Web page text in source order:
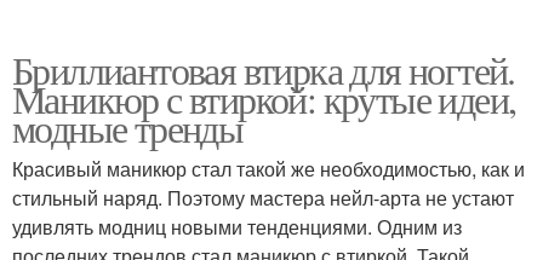
Бриллиантовая втирка для ногтей.
Маникюр с втиркой: крутые идеи,
модные тренды
Красивый маникюр стал такой же необходимостью, как и
стильный наряд. Поэтому мастера нейл-арта не устают
удивлять модниц новыми тенденциями. Одним из